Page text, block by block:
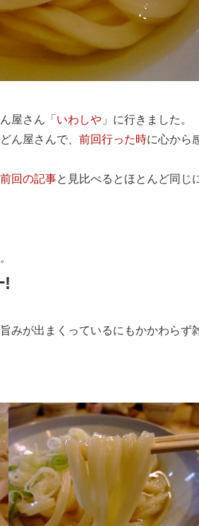
屋さん「 いわしや 」に行きました。
ん屋さんで、 前回行った時に心から
前回の記事と見比べるとほとんど同じ
!
みが出まくっているにもかかわらず